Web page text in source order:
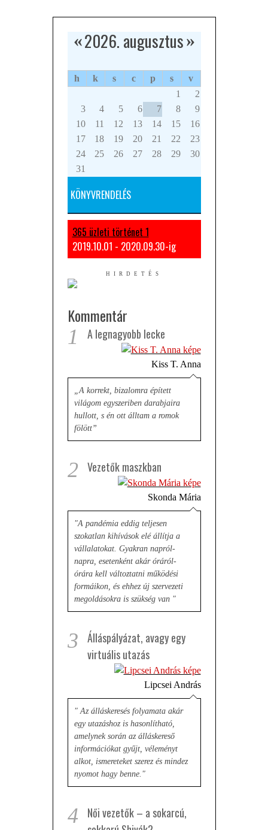
2026. augusztus
« »
h k s c p s
v
1
2
3
4 5 6 7 8
9
10
11 12 13 14 15
16
17
18 19 20 21 22
23
24
25 26 27 28 29
30
31
KÖNYVRENDELÉS
365 üzleti történet 1
2019.10.01 - 2020.09.30-ig
Kommentár
1 A legnagyobb lecke
Kiss T. Anna
„A korrekt, bizalomra épített
világom egyszeriben darabjaira
hullott, s én ott álltam a romok
fölött”
2 Vezetők maszkban
Skonda Mária
"A pandémia eddig teljesen
szokatlan kihívások elé állítja a
vállalatokat. Gyakran napról-
napra, esetenként akár óráról-
órára kell változtatni működési
formáikon, és ehhez új szervezeti
megoldásokra is szükség van "
3
Álláspályázat, avagy egy
virtuális utazás
Lipcsei András
" Az álláskeresés folyamata akár
egy utazáshoz is hasonlítható,
amelynek során az álláskereső
információkat gyűjt, véleményt
alkot, ismereteket szerez és mindez
nyomot hagy benne."
4
Női vezetők – a sokarcú,